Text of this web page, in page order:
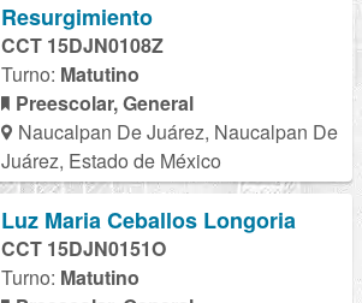
Resurgimiento
CCT 15DJN0108Z
Turno: Matutino
Preescolar, General
Naucalpan De Juárez, Naucalpan De
Juárez, Estado de México
Luz Maria Ceballos Longoria
CCT 15DJN0151O
Turno: Matutino